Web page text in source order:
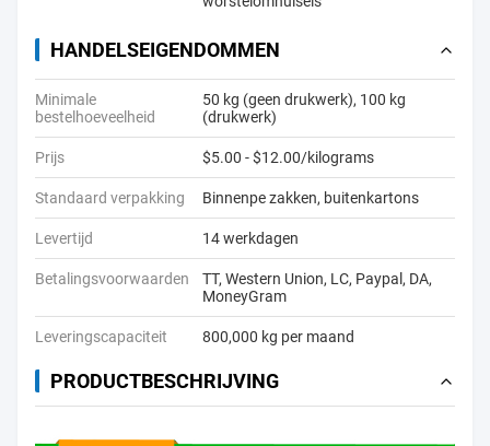
HANDELSEIGENDOMMEN
Minimale
bestelhoeveelheid
50 kg (geen drukwerk), 100 kg
(drukwerk)
Prijs $5.00 - $12.00/kilograms
Standaard verpakking Binnenpe zakken, buitenkartons
Levertijd 14 werkdagen
Betalingsvoorwaarden
TT, Western Union, LC, Paypal, DA,
MoneyGram
Leveringscapaciteit 800,000 kg per maand
PRODUCTBESCHRIJVING